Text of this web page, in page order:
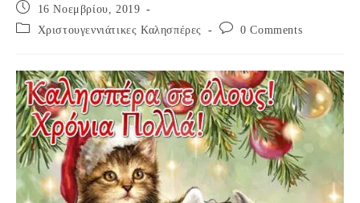
Post
published:
16 Νοεμβρίου, 2019
Post
Χριστουγεννιάτικες Καλησπέρες
Post 0 Comments